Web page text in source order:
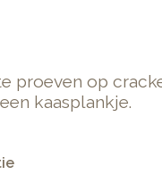
proeven op
kaasplankje.